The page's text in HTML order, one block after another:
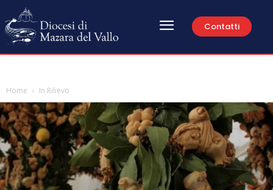
Contatti
Home In Rilievo